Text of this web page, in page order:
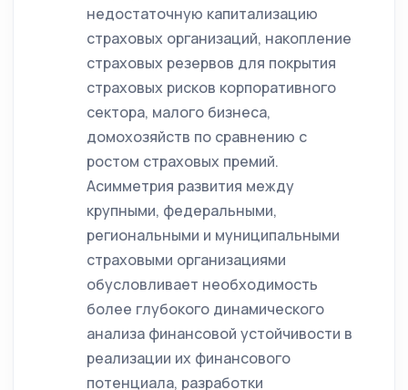
недостаточную капитализацию
страховых организаций, накопление
страховых резервов для покрытия
страховых рисков корпоративного
сектора, малого бизнеса,
домохозяйств по сравнению с
ростом страховых премий.
Асимметрия развития между
крупными, федеральными,
региональными и муниципальными
страховыми организациями
обусловливает необходимость
более глубокого динамического
анализа финансовой устойчивости в
реализации их финансового
потенциала, разработки